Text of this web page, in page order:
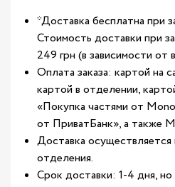
*Доставка бесплатна при
Стоимость доставки при
249 грн (в зависимости от
Оплата заказа: картой на
картой в отделении,
«Покупка частями от
от ПриватБанк», а также
Доставка
отделения.
Срок доставки: 1-4 дня,